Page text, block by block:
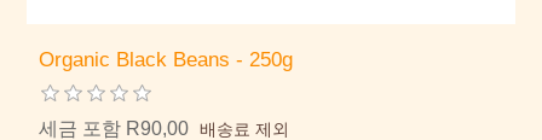
Organic Black Beans - 250g
세금 포함 R90,00 배송료 제외